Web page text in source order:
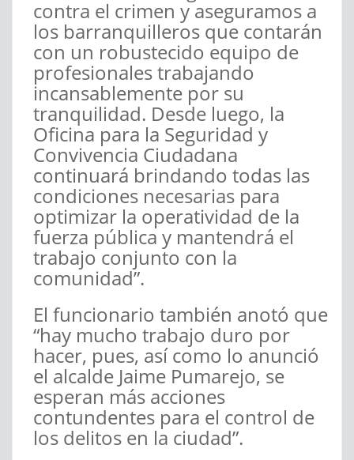
contra el crimen y aseguramos a
los barranquilleros que contarán
con un robustecido equipo de
profesionales trabajando
incansablemente por su
tranquilidad. Desde luego, la
Oficina para la Seguridad y
Convivencia Ciudadana
continuará brindando todas las
condiciones necesarias para
optimizar la operatividad de la
fuerza pública y mantendrá el
trabajo conjunto con la
comunidad”.
El funcionario también anotó que
“hay mucho trabajo duro por
hacer, pues, así como lo anunció
el alcalde Jaime Pumarejo, se
esperan más acciones
contundentes para el control de
los delitos en la ciudad”.